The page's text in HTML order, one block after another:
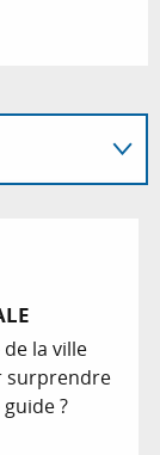
la ville
surprendre
?